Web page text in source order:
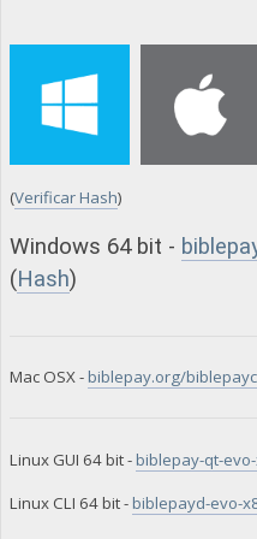
(Verificar Hash)
Windows 64 bit -
(Hash)
Mac OSX - biblepay.org/
Linux GUI 64 bit - biblepay-qt-
Linux CLI 64 bit - biblepayd-evo-